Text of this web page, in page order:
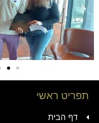
תפריט ראשי
דף הבית